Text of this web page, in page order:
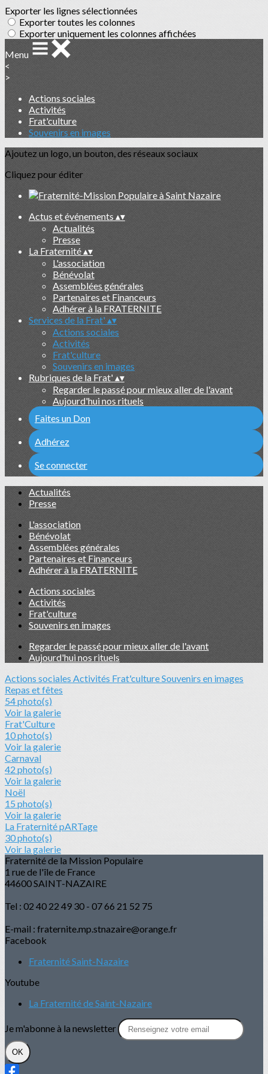
Exporter les lignes sélectionnées
Exporter toutes les colonnes
Exporter uniquement les colonnes affichées
Menu
<
>
Actions sociales
Activités
Frat'culture
Souvenirs en images
Ajoutez un logo, un bouton, des réseaux sociaux
Cliquez pour éditer
Actus et événements ▴▾
Actualités
Presse
La Fraternité▴▾
L'association
Bénévolat
Assemblées générales
Partenaires et Financeurs
Adhérer à la FRATERNITE
Services de la Frat' ▴▾
Actions sociales
Activités
Frat'culture
Souvenirs en images
Rubriques de la Frat'▴▾
Regarder le passé pour mieux aller de l'avant
Aujourd'hui nos rituels
Faites un Don
Adhérez
Se connecter
Actualités
Presse
L'association
Bénévolat
Assemblées générales
Partenaires et Financeurs
Adhérer à la FRATERNITE
Actions sociales
Activités
Frat'culture
Souvenirs en images
Regarder le passé pour mieux aller de l'avant
Aujourd'hui nos rituels
Actions sociales Activités Frat'cultureSouvenirs en images
Repas et fêtes
54 photo(s)
Voir la galerie
Frat'Culture
10 photo(s)
Voir la galerie
Carnaval
42 photo(s)
Voir la galerie
Noël
15 photo(s)
Voir la galerie
La Fraternité pARTage
30 photo(s)
Voir la galerie
Fraternité de la Mission Populaire
1 rue de l'île de France
44600 SAINT-NAZAIRE
Tel : 02 40 22 49 30 - 07 66 21 52 75
E-mail : fraternite.mp.stnazaire@orange.fr
Facebook
Fraternité Saint-Nazaire
Youtube
La Fraternité de Saint-Nazaire
Je m'abonne à la newsletter
OK